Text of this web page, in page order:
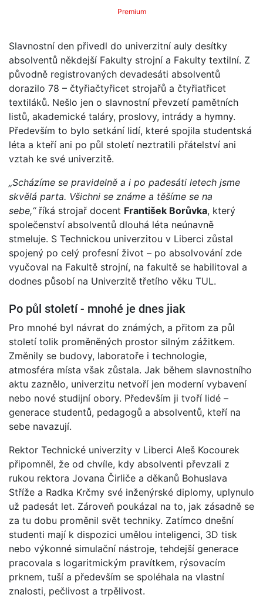
Premium
Slavnostní den přivedl do univerzitní auly desítky
absolventů někdejší Fakulty strojní a Fakulty textilní. Z
původně registrovaných devadesáti absolventů
dorazilo 78 – čtyřiačtyřicet strojařů a čtyřiatřicet
textiláků. Nešlo jen o slavnostní převzetí pamětních
listů, akademické taláry, proslovy, intrády a hymny.
Především to bylo setkání lidí, které spojila studentská
léta a kteří ani po půl století neztratili přátelství ani
vztah ke své univerzitě.
„Scházíme se pravidelně a i po padesáti letech jsme
skvělá parta. Všichni se známe a těšíme se na
sebe,“ říká strojař docent František Borůvka, který
společenství absolventů dlouhá léta neúnavně
stmeluje. S Technickou univerzitou v Liberci zůstal
spojený po celý profesní život – po absolvování zde
vyučoval na Fakultě strojní, na fakultě se habilitoval a
dodnes působí na Univerzitě třetího věku TUL.
Po půl století - mnohé je dnes jiak
Pro mnohé byl návrat do známých, a přitom za půl
století tolik proměněných prostor silným zážitkem.
Změnily se budovy, laboratoře i technologie,
atmosféra místa však zůstala. Jak během slavnostního
aktu zaznělo, univerzitu netvoří jen moderní vybavení
nebo nové studijní obory. Především ji tvoří lidé –
generace studentů, pedagogů a absolventů, kteří na
sebe navazují.
Rektor Technické univerzity v Liberci Aleš Kocourek
připomněl, že od chvíle, kdy absolventi převzali z
rukou rektora Jovana Čirliče a děkanů Bohuslava
Stříže a Radka Krčmy své inženýrské diplomy, uplynulo
už padesát let. Zároveň poukázal na to, jak zásadně se
za tu dobu proměnil svět techniky. Zatímco dnešní
studenti mají k dispozici umělou inteligenci, 3D tisk
nebo výkonné simulační nástroje, tehdejší generace
pracovala s logaritmickým pravítkem, rýsovacím
prknem, tuší a především se spoléhala na vlastní
znalosti, pečlivost a trpělivost.